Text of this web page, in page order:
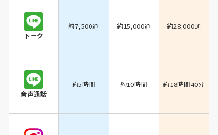
トーク
約7,500通 約15,000通 約28,000通
音声通話
約5時間 約10時間 約18時間40分